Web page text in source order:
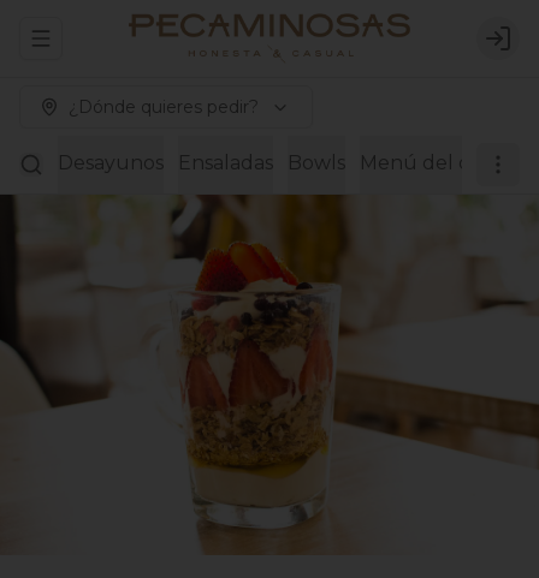
Abrir menu de navegación
¿Dónde quieres pedir?
Desayunos Ensaladas Bowls Menú del día